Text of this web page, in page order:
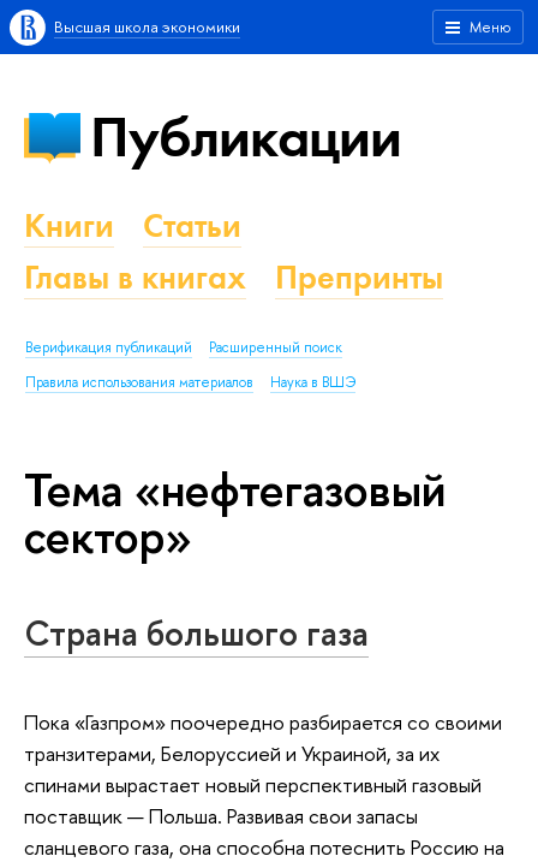
Меню
Высшая школа экономики
Публикации
Книги
Статьи
Главы в книгах
Препринты
Верификация публикаций
Расширенный поиск
Правила использования материалов
Наука в ВШЭ
Тема «нефтегазовый
сектор»
Страна большого газа
Пока «Газпром» поочередно разбирается со своими
транзитерами, Белоруссией и Украиной, за их
спинами вырастает новый перспективный газовый
поставщик — Польша. Развивая свои запасы
сланцевого газа, она способна потеснить Россию на